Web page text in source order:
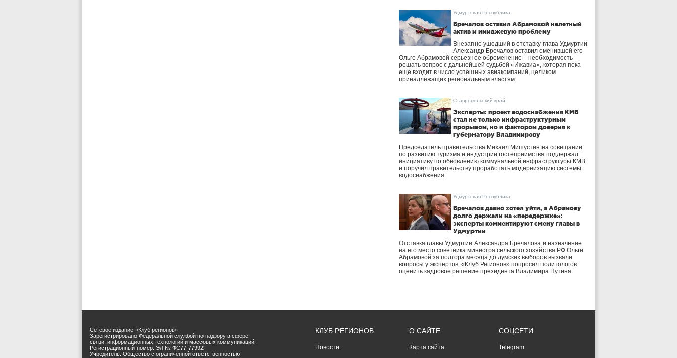
Удмуртская Республика
Бречалов оставил Абрамовой нелетный
актив и имиджевую проблему
Внезапно ушедший в отставку глава Удмуртии
Александр Бречалов оставил сменившей его
Ольге Абрамовой серьезное обременение – необходимость
решать вопрос с дальнейшей судьбой «Ижавиа», которая пока
еще входит в число успешных авиакомпаний, целиком
принадлежащих региональным властям.
Ставропольский край
Эксперты: проект водоснабжения КМВ
стал не только инфраструктурным
прорывом, но и фактором доверия к
губернатору Владимирову
Председатель правительства Михаил Мишустин на совещании
по развитию туризма и индустрии гостеприимства поддержал
инициативу по обновлению коммунальной инфраструктуры КМВ
и поручил правительству проработать модернизацию системы
водоснабжения.
Удмуртская Республика
Бречалов давно хотел уйти, а Абрамову
долго держали на «передержке»:
эксперты комментируют смену главы в
Удмуртии
Отставка главы Удмуртии Александра Бречалова и назначение
на его место советника министра сельского хозяйства РФ Ольги
Абрамовой за полтора месяца до думских выборов вызвали
вопросы у экспертов. «Клуб Регионов» попросил политологов
оценить кадровое решение президента Владимира Путина.
Сетевое издание «Клуб регионов»
Зарегистрировано Федеральной службой по надзору в сфере
связи, информационных технологий и массовых коммуникаций.
Регистрационный номер: ЭЛ № ФС77-77992
Учредитель: Общество с ограниченной ответственностью
КЛУБ РЕГИОНОВ
Новости
О САЙТЕ
Карта сайта
СОЦСЕТИ
Telegram